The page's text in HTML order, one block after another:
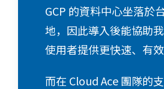
GCP 的資料中心坐落於
地，因此導入後能協助
使用者提供更快速、有效
而在 Cloud Ace 團隊的支